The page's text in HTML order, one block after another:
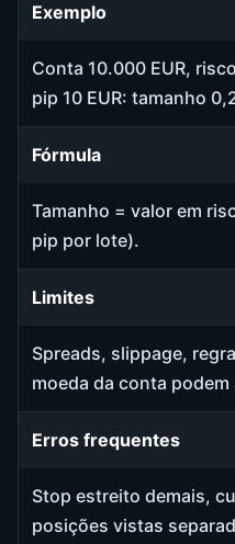
Exemplo
Conta 10.000 EUR,
pip 10 EUR: tamanho
Fórmula
Tamanho = valor em
pip por lote).
Limites
Spreads, slippage,
moeda da conta
Erros frequentes
Stop estreito demais,
posições vistas